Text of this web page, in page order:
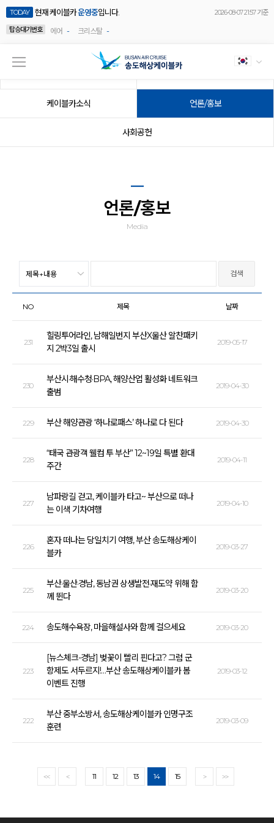
TODAY 현재 케이블카운영중입니다.
2026-08-07 21:57 기준
탑승대기번호
에어 - 크리스탈 -
케이블카소식 언론/홍보
사회공헌
언론/홍보
Media
NO 제목 날짜
231
힐링투어라인, 남해일번지 부산X울산 알찬패키
지 2박3일 출시
2019-05-17
230
부산시·해수청·BPA, 해양산업 활성화 네트워크
출범
2019-04-30
229 부산 해양관광 ‘하나로패스’ 하나로 다 된다 2019-04-30
228
“태국 관광객 웰컴 투 부산” 12~19일 특별 환대
주간
2019-04-11
227
남파랑길 걷고, 케이블카 타고~ 부산으로 떠나
는 이색 기차여행
2019-04-10
226
혼자 떠나는 당일치기 여행, 부산 송도해상케이
블카
2019-03-27
225
부산·울산·경남, 동남권 상생발전·재도약 위해 함
께 뛴다
2019-03-20
224 송도해수욕장, 마을해설사와 함께 걸으세요 2019-03-20
223
[뉴스체크-경남] 벚꽃이 빨리 핀다고? 그럼 군
항제도 서두르지!…부산 송도해상케이블카 봄
이벤트 진행
2019-03-12
222
부산 중부소방서, 송도해상케이블카 인명구조
훈련
2019-03-09
<< < 11 12 13 14 15 > >>